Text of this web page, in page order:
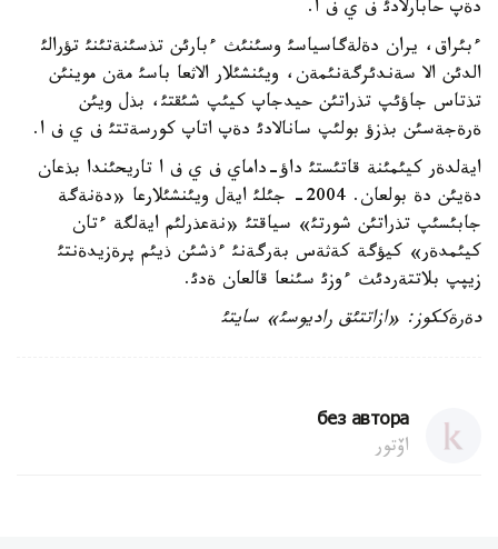
دةپ حابارلادئ ف ي ف ا.
ءبئراق، يران دةلةگاسياسئ وسئنئث ءبارئن تذسئنةتئنئ تؤرالئ
الدئن الا سةندئرگةنئمةن، ويئنشئلار الاثعا باسئ مةن موينئن
تذتاس جاؤئپ تذراتئن حيدجاپ كيئپ شئقتئ، بذل ويئن
ةرةجةسئن بذزؤ بولئپ سانالادئ دةپ اتاپ كورسةتتئ ف ي ف ا.
ايةلدةر كيئمئنة قاتئستئ داؤ-داماي ف ي ف ا تاريحئندا بذعان
دةيئن دة بولعان. 2004- جئلئ ايةل ويئنشئلارعا «دةنةگة
جابئسئپ تذراتئن شورتئ» سياقتئ «نةعذرلئم ايةلگة ءتان
كيئمدةر» كيؤگة كةثةس بةرگةنئ ءذشئن ذيئم پرةزيدةنتئ
زيپپ بلاتتةردئث ءوزئ سئنعا قالعان ةدئ.
دةرةككوز: «ازاتتئق راديوسئ» سايتئ
без автора
اۆتور